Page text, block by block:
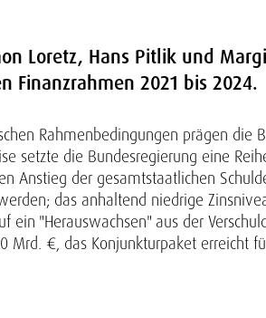
Loretz, Hans Pitlik und
Finanzrahmen 2021 bis 2024.
Rahmenbedingungen prägen die
setzte die Bundesregierung eine
Anstieg der gesamtstaatlichen
das anhaltend niedrige
"Herauswachsen" aus der
€, das Konjunkturpaket erreicht